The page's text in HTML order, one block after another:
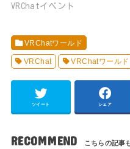
VRChatイベント
VRChatワールド
VRChat VRChatワールド
ツイート シェア
RECOMMEND